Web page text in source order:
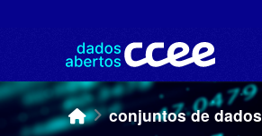
conjuntos de dados